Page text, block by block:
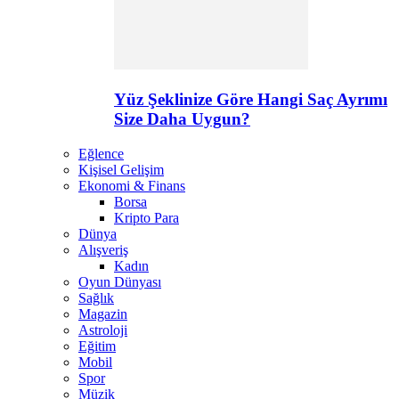
Yüz Şeklinize Göre Hangi Saç Ayrımı
Size Daha Uygun?
Eğlence
Kişisel Gelişim
Ekonomi & Finans
Borsa
Kripto Para
Dünya
Alışveriş
Kadın
Oyun Dünyası
Sağlık
Magazin
Astroloji
Eğitim
Mobil
Spor
Müzik